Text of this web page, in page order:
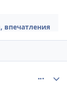
впечатления